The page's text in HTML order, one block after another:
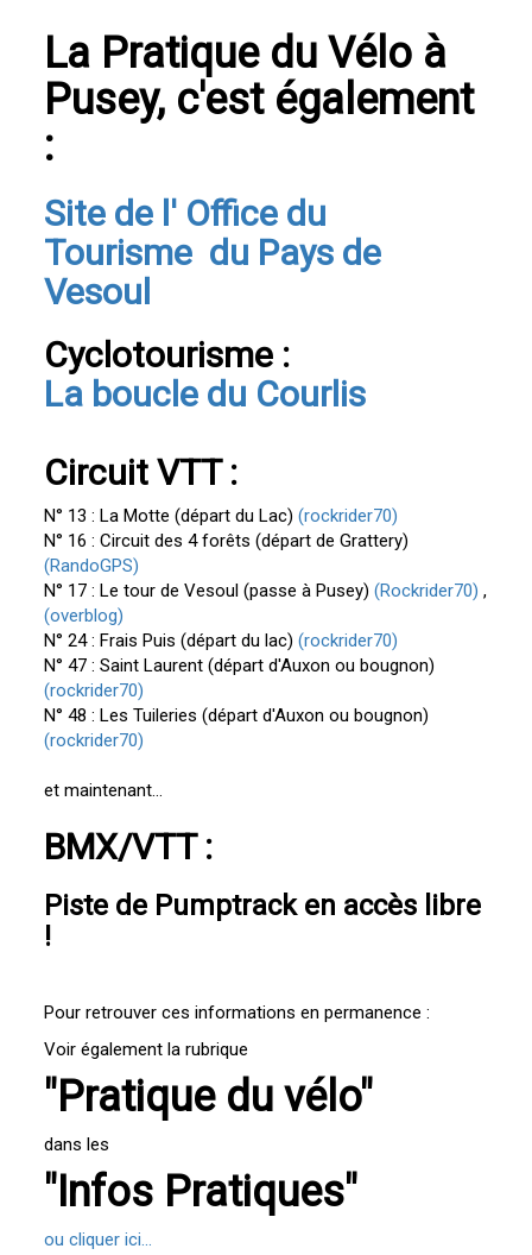
La Pratique du Vélo à
Pusey, c'est également
:
Site de l' Office du
Tourisme du Pays de
Vesoul
Cyclotourisme :
La boucle du Courlis
Circuit VTT :
N° 13 : La Motte (départ du Lac) (rockrider70)
N° 16 : Circuit des 4 forêts (départ de Grattery)
(RandoGPS)
N° 17 : Le tour de Vesoul (passe à Pusey) (Rockrider70),
(overblog)
N° 24 : Frais Puis (départ du lac)(rockrider70)
N° 47 : Saint Laurent (départ d'Auxon ou bougnon)
(rockrider70)
N° 48 : Les Tuileries (départ d'Auxon ou bougnon)
(rockrider70)
et maintenant...
BMX/VTT :
Piste de Pumptrack en accès libre
!
Pour retrouver ces informations en permanence :
Voir également la rubrique
"Pratique du vélo"
dans les
"Infos Pratiques"
ou cliquer ici...